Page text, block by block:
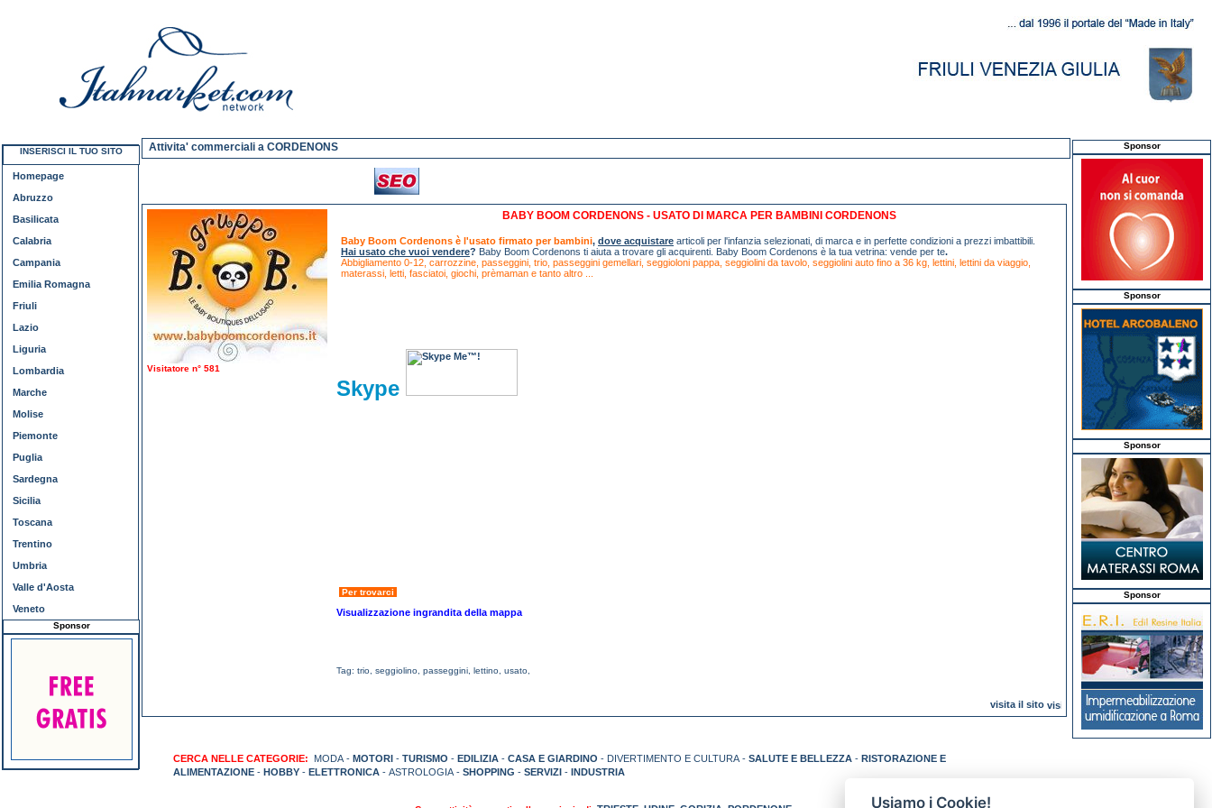
Attivita' commerciali a CORDENONS
Visitatore n° 581
BABY BOOM CORDENONS - USATO DI MARCA PER BAMBINI CORDENONS
Baby Boom Cordenons è l'usato firmato per bambini, dove acquistare articoli per l'infanzia selezionati, di marca e in perfette condizioni a prezzi imbattibili.
Hai usato che vuoi vendere? Baby Boom Cordenons ti aiuta a trovare gli acquirenti. Baby Boom Cordenons è la tua vetrina: vende per te.
Abbigliamento 0-12, carrozzine, passeggini, trio, passeggini gemellari, seggioloni pappa, seggiolini da tavolo, seggiolini auto fino a 36 kg, lettini, lettini da viaggio,
materassi, letti, fasciatoi, giochi, prèmaman e tanto altro ...
Skype
Per trovarci
Visualizzazione ingrandita della mappa
Tag: trio, seggiolino, passeggini, lettino, usato,
visita il sito
CERCA NELLE CATEGORIE: MODA - MOTORI - TURISMO - EDILIZIA - CASA E GIARDINO - DIVERTIMENTO E CULTURA - SALUTE E BELLEZZA - RISTORAZIONE E
ALIMENTAZIONE - HOBBY - ELETTRONICA - ASTROLOGIA - SHOPPING - SERVIZI - INDUSTRIA
INSERISCI IL TUO SITO
Homepage
Abruzzo
Basilicata
Calabria
Campania
Emilia Romagna
Friuli
Lazio
Liguria
Lombardia
Marche
Molise
Piemonte
Puglia
Sardegna
Sicilia
Toscana
Trentino
Umbria
Valle d'Aosta
Veneto
Sponsor
Sponsor
Sponsor
Sponsor
Sponsor
Usiamo i Cookie!